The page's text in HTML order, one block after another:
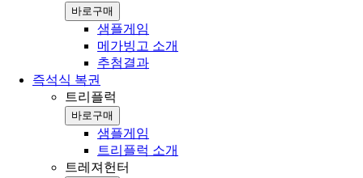
바로구매
샘플게임
메가빙고 소개
추첨결과
즉석식 복권
트리플럭
바로구매
샘플게임
트리플럭 소개
트레져헌터